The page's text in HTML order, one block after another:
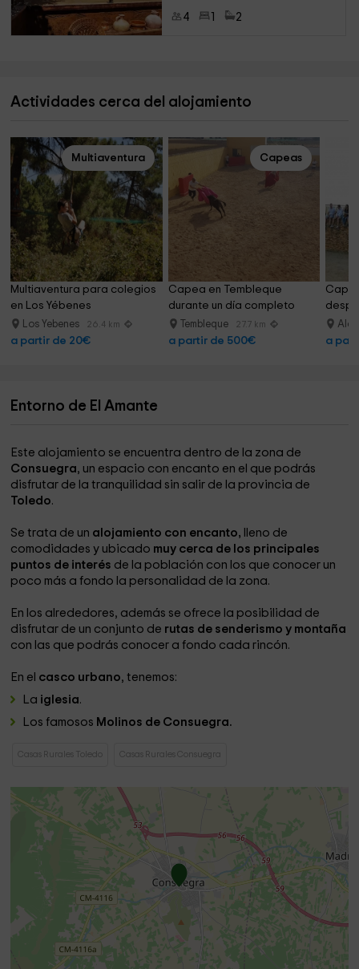
4 2
Actividades cerca del alojamiento
Multiaventura
Multiaventura para colegios
en Los Yébenes
Los Yebenes 26.4 km
a partir de 20€
Capeas
Capea en Tembleque
durante un día completo
Tembleque 27.7 km
a partir de 500€ a
Entorno de El Amante
Este alojamiento se encuentra dentro de la zona de
Consuegra, un espacio con encanto en el que podrás
disfrutar de la tranquilidad sin salir de la provincia de
Toledo.
Se trata de un alojamiento con encanto, lleno de
comodidades y ubicado muy cerca de los principales
puntos de interés de la población con los que conocer un
poco más a fondo la personalidad de la zona.
En los alrededores, además se ofrece la posibilidad de
disfrutar de un conjunto de rutas de senderismo y montaña
con las que podrás conocer a fondo cada rincón.
En el casco urbano, tenemos:
La iglesia.
Los famosos Molinos de Consuegra.
Casas Rurales Toledo Casas Rurales Consuegra